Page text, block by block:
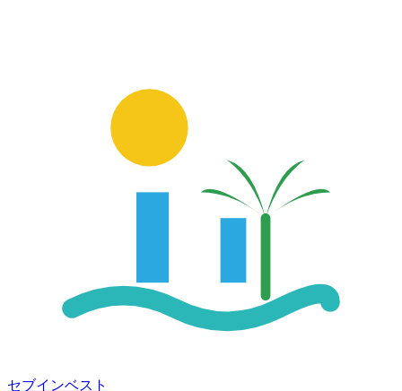
セブインベスト